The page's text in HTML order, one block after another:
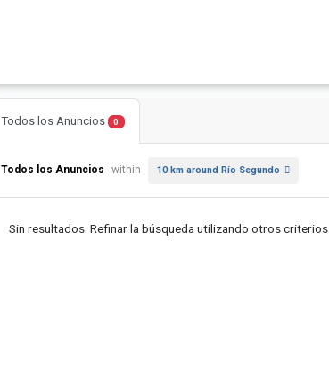
Todos los Anuncios 0
Todos los Anuncios within 10 km around Río Segundo
Sin resultados. Refinar la búsqueda utilizando otros criterios.